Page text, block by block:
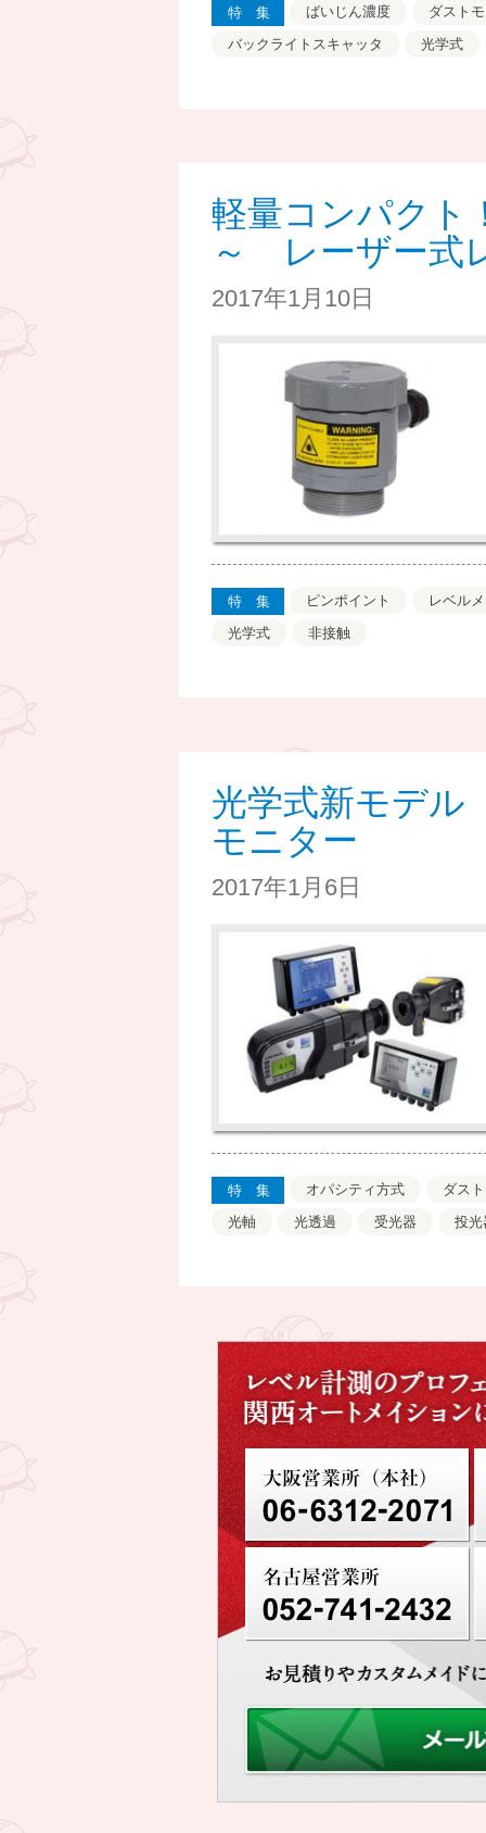
特集 ばいじん濃度
ダスト
バックライトスキャッタ
光学式
軽量コンパク
～ レーザー式
2017年1月10日
特集 ピンポイント
レベル
光学式
非接触
光学式新モデ
モニター
2017年1月6日
特集 オパシティ方式
ダス
光軸
光透過 受光器 投光